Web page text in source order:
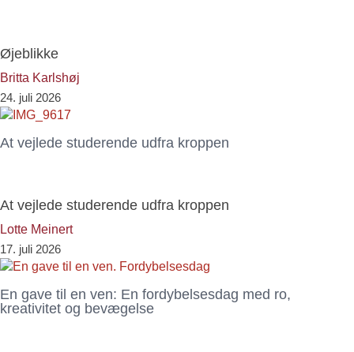
Øjeblikke
Britta Karlshøj
24. juli 2026
At vejlede studerende udfra kroppen
At vejlede studerende udfra kroppen
Lotte Meinert
17. juli 2026
En gave til en ven: En fordybelsesdag med ro,
kreativitet og bevægelse